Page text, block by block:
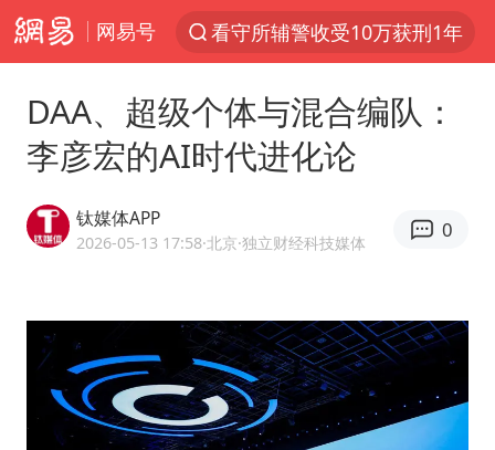
网易号
以“新”破局 首发经济点亮城市消费活力
多地要求领导干部带头休假
法国下周开始禁止未经同意的电话营销
CIA被曝已秘密设立古巴工作组
我国编制完成新版全月地质图
DAA、超级个体与混合编队：
李彦宏的AI时代进化论
钛媒体APP
2026-05-13 17:58·北京·独立财经科技媒体
0